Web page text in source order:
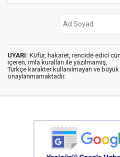
UYARI: Küfür, hakaret, rencide edici
içeren, imla kuralları ile yazılmamış,
Türkçe karakter kullanılmayan ve
onaylanmamaktadır.